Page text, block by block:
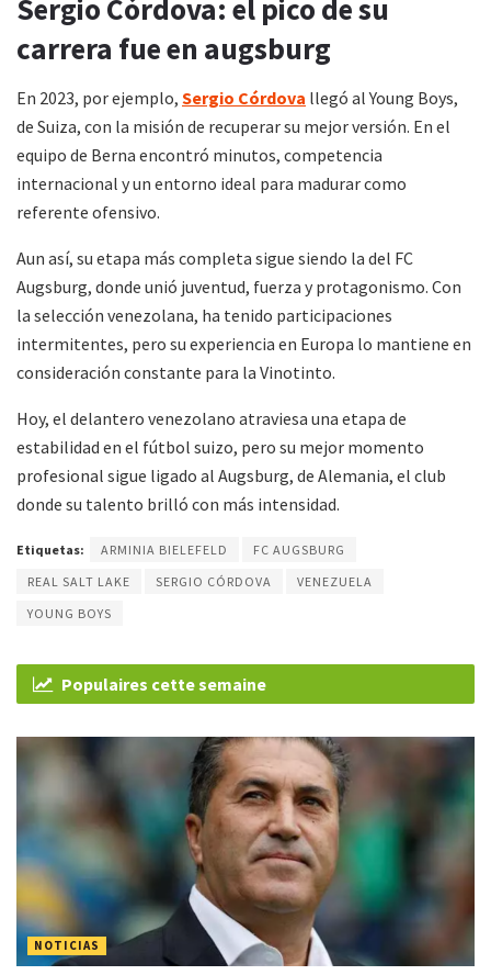
Sergio Córdova: el pico de su
carrera fue en augsburg
En 2023, por ejemplo, Sergio Córdova llegó al Young Boys,
de Suiza, con la misión de recuperar su mejor versión. En el
equipo de Berna encontró minutos, competencia
internacional y un entorno ideal para madurar como
referente ofensivo.
Aun así, su etapa más completa sigue siendo la del FC
Augsburg, donde unió juventud, fuerza y protagonismo. Con
la selección venezolana, ha tenido participaciones
intermitentes, pero su experiencia en Europa lo mantiene en
consideración constante para la Vinotinto.
Hoy, el delantero venezolano atraviesa una etapa de
estabilidad en el fútbol suizo, pero su mejor momento
profesional sigue ligado al Augsburg, de Alemania, el club
donde su talento brilló con más intensidad.
Etiquetas: ARMINIA BIELEFELD
FC AUGSBURG
REAL SALT LAKE
SERGIO CÓRDOVA
VENEZUELA
YOUNG BOYS
Populaires cette semaine
NOTICIAS